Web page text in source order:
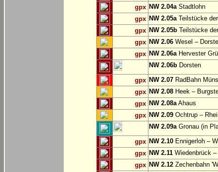
gpx NW 2.04aStadtlohn
gpx NW 2.05aTeilstücke
gpx NW 2.05b Teilstücke
gpx NW 2.06 Wesel –
gpx NW 2.06aHervester
NW 2.06b Dorsten
gpx NW 2.07 RadBahn
gpx NW 2.08 Heek –
gpx NW 2.08aAhaus
gpx NW 2.09 Ochtrup –
NW 2.09aGronau (in
gpx NW 2.10 Ennigerloh –
gpx NW 2.11 Wiedenbrück
gpx NW 2.12 Zechenbahn